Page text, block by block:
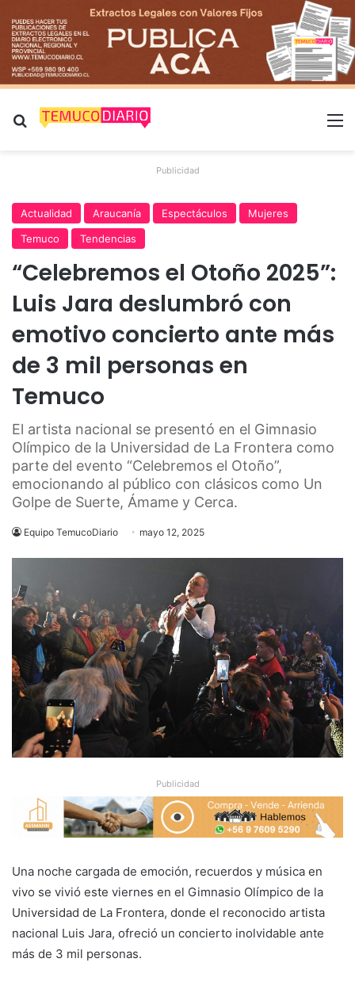
Buscar por
Publicidad
Actualidad Araucanía Espectáculos
Mujeres
Temuco
Tendencias
“Celebremos el Otoño 2025”:
Luis Jara deslumbró con
emotivo concierto ante más
de 3 mil personas en
Temuco
El artista nacional se presentó en el Gimnasio
Olímpico de la Universidad de La Frontera como
parte del evento “Celebremos el Otoño”,
emocionando al público con clásicos como Un
Golpe de Suerte, Ámame y Cerca.
Equipo TemucoDiario mayo 12, 2025
Publicidad
Una noche cargada de emoción, recuerdos y música en
vivo se vivió este viernes en el Gimnasio Olímpico de la
Universidad de La Frontera, donde el reconocido artista
nacional Luis Jara, ofreció un concierto inolvidable ante
más de 3 mil personas.